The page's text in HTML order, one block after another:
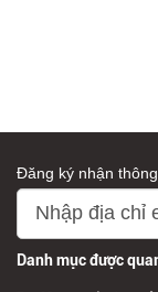
Đăng ký nhận
Danh mục được